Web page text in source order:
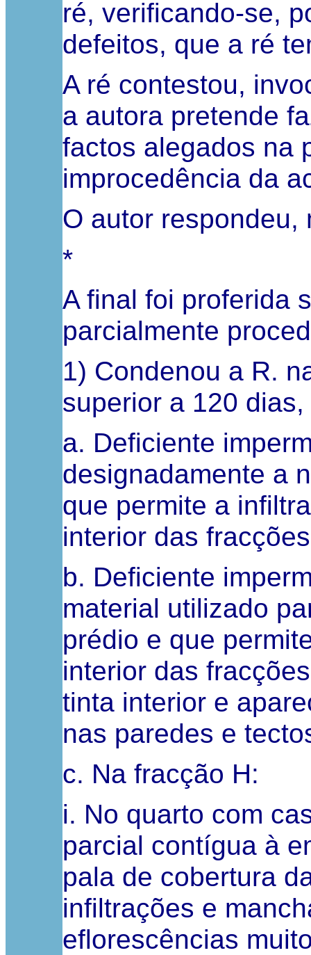
ré, verificando-se,
defeitos, que a ré
A ré contestou,
a autora pretende
factos alegados na
improcedência da
O autor respondeu,
*
A final foi proferida
parcialmente
1) Condenou a R.
superior a 120
a. Deficiente
designadamente a
que permite a
interior das
b. Deficiente
material utilizado
prédio e que
interior das
tinta interior e
nas paredes e
c. Na fracção H:
i. No quarto com
parcial contígua à
pala de cobertura
infiltrações e
eflorescências